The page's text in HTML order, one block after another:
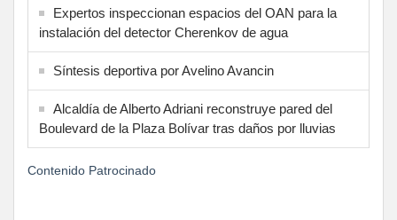
Expertos inspeccionan espacios del OAN para la
instalación del detector Cherenkov de agua
Síntesis deportiva por Avelino Avancin
Alcaldía de Alberto Adriani reconstruye pared del
Boulevard de la Plaza Bolívar tras daños por lluvias
Contenido Patrocinado